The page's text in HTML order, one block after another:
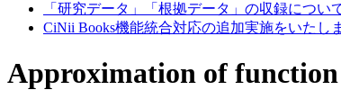
「研究データ」「根拠データ」の収録につい
CiNii Books機能統合対応の追加実施をいたし
Approximation of function